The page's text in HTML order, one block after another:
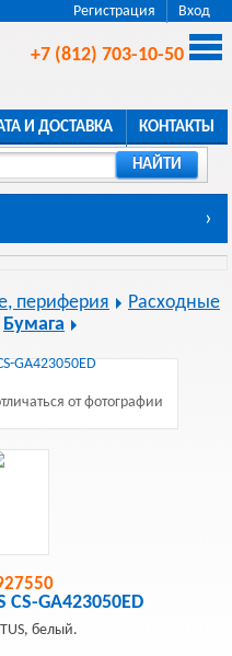
Регистрация Вход
+7 (812) 703-10-50
И ДОСТАВКА КОНТАКТЫ
НАЙТИ
›
периферия
Расходные
Бумага
от фотографии
CS-GA423050ED
белый.